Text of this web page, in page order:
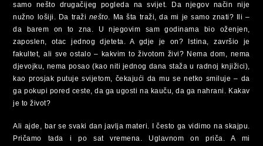
samo nešto drugačijeg pogleda na svijet. Da njegov način nije
nužno lošiji. Da traži nešto. Ma šta traži, da mi je samo znati? Ili –
da barem on to zna. U njegovim sam godinama bio oženjen,
zaposlen, otac jednog djeteta. A gdje je on? Istina, završio je
fakultet, ali sve ostalo – kakvim to životom živi? Nema dom, nema
djevojku, nema posao (kao niti jednog dana staža u radnoj knjižici),
kao prosjak putuje svijetom, čekajući da mu se netko smiluje – da
ga pokupi pored ceste, da ga ugosti na kauču, da ga nahrani. Kakav
je to život?
Ali ajde, bar se svaki dan javlja materi. I često ga vidimo na skajpu.
Pričamo tada i po sat vremena. Uglavnom on priča. A mi